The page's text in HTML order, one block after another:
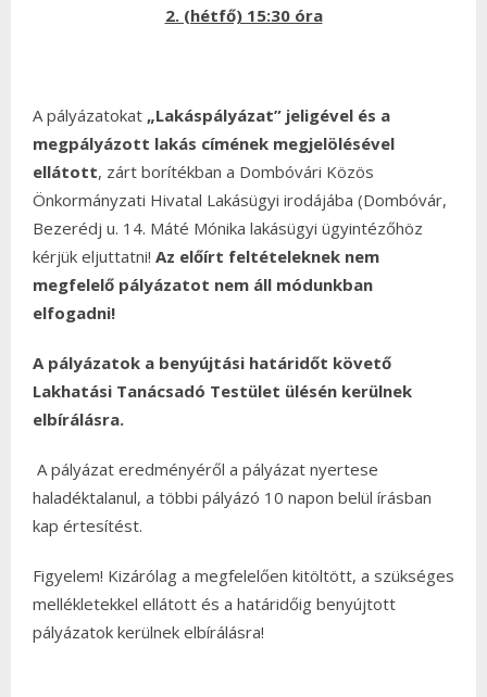
2. (hétfő) 15:30 óra
A pályázatokat „Lakáspályázat” jeligével és a
megpályázott lakás címének megjelölésével
ellátott, zárt borítékban a Dombóvári Közös
Önkormányzati Hivatal Lakásügyi irodájába (Dombóvár,
Bezerédj u. 14. Máté Mónika lakásügyi ügyintézőhöz
kérjük eljuttatni! Az előírt feltételeknek nem
megfelelő pályázatot nem áll módunkban
elfogadni!
A pályázatok a benyújtási határidőt követő
Lakhatási Tanácsadó Testület ülésén kerülnek
elbírálásra.
A pályázat eredményéről a pályázat nyertese
haladéktalanul, a többi pályázó 10 napon belül írásban
kap értesítést.
Figyelem! Kizárólag a megfelelően kitöltött, a szükséges
mellékletekkel ellátott és a határidőig benyújtott
pályázatok kerülnek elbírálásra!